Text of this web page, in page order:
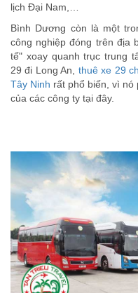
lịch Đại Nam,…
Bình Dương còn là một
công nghiệp đóng trên địa
tế" xoay quanh trục trung
29 đi Long An, thuê xe 29
Tây Ninh rất phổ biến, vì nó
của các công ty tại đây.